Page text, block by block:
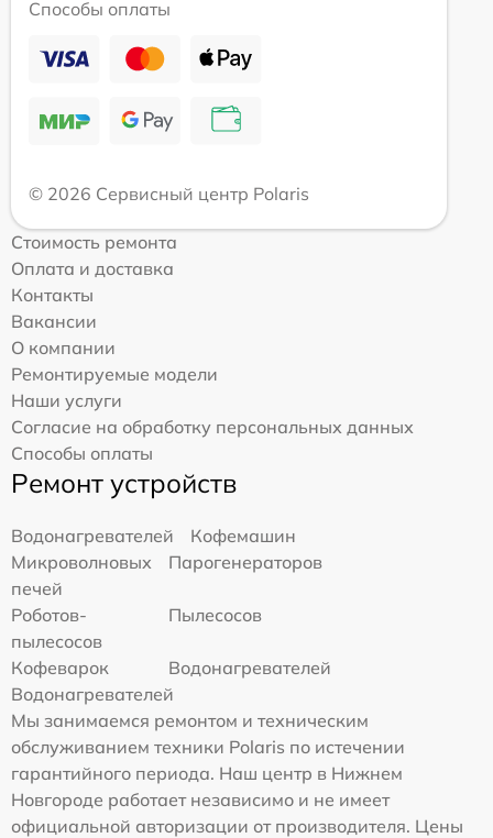
Способы оплаты
© 2026 Сервисный центр Polaris
Стоимость ремонта
Оплата и доставка
Контакты
Вакансии
О компании
Ремонтируемые модели
Наши услуги
Согласие на обработку персональных данных
Способы оплаты
Ремонт устройств
Водонагревателей
Кофемашин
Микроволновых
печей
Парогенераторов
Роботов-
пылесосов
Пылесосов
Кофеварок
Водонагревателей
Водонагревателей
Мы занимаемся ремонтом и техническим
обслуживанием техники Polaris по истечении
гарантийного периода. Наш центр в Нижнем
Новгороде работает независимо и не имеет
официальной авторизации от производителя. Цены